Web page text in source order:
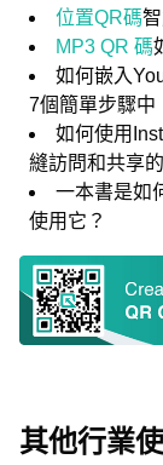
位置QR碼
MP3 QR 碼
如何嵌入
7個簡單步驟中
如何使用
縫訪問和共享
一本書是如
使用它？
其他行業